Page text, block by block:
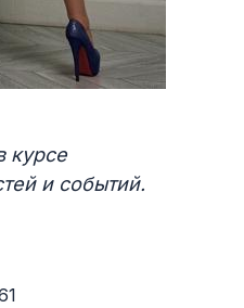
курсе
и событий.